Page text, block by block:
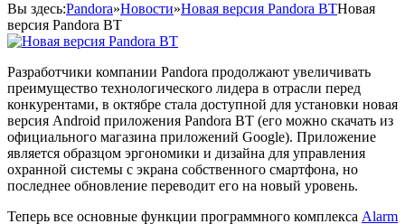
Вы здесь:Pandora»Новости»Новая версия Pandora BTНовая
версия Pandora BT
Разработчики компании Pandora продолжают увеличивать
преимущество технологического лидера в отрасли перед
конкурентами, в октябре стала доступной для установки новая
версия Android приложения Pandora BT (его можно скачать из
официального магазина приложений Google). Приложение
является образцом эргономики и дизайна для управления
охранной системы с экрана собственного смартфона, но
последнее обновление переводит его на новый уровень.
Теперь все основные функции программного комплекса Alarm